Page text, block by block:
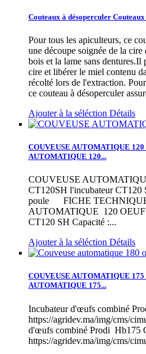
Couteaux à désoperculer
Pour tous les apiculteurs, ce
une découpe soignée de la cire
bois et la lame sans
cire et libérer le miel contenu
récolté lors de l'extraction.
ce couteau à désoperculer
Ajouter à la séléction Détails
COUVEUSE AUTOMATIQUE
AUTOMATIQUE 120...
COUVEUSE
CT120SH l'incubateur CT120
poule FICHE
AUTOMATIQUE 120
CT120 SH Capacité :...
Ajouter à la séléction Détails
COUVEUSE AUTOMATIQUE
AUTOMATIQUE 175...
Incubateur d'œufs combiné
https://agridev.ma/img/cms/
d'œufs combiné Prodi Hb175
https://agridev.ma/img/cms/